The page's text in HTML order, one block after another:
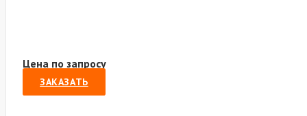
Цена по запросу
ЗАКАЗАТЬ